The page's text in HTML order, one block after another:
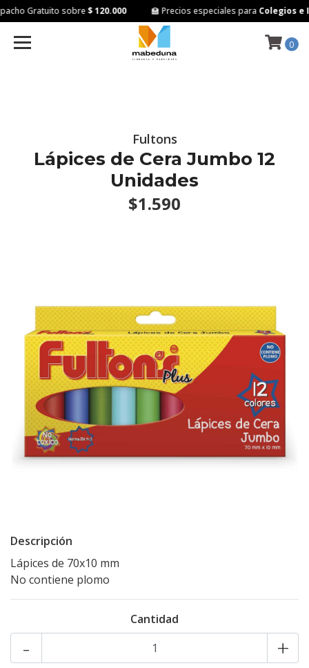
Gratuito sobre$ 120.000 🏫 Precios especiales paraColegios e
0
Fultons
Lápices de Cera Jumbo 12
Unidades
$1.590
Descripción
Lápices de 70x10 mm
No contiene plomo
Cantidad
+
-